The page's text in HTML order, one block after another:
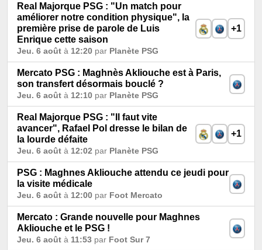
Real Majorque PSG : "Un match pour
améliorer notre condition physique", la
première prise de parole de Luis
Enrique cette saison
Jeu. 6 août à 12:20 par Planète PSG
+1
Mercato PSG : Maghnès Akliouche est à Paris,
son transfert désormais bouclé ?
Jeu. 6 août à 12:10 par Planète PSG
Real Majorque PSG : "Il faut vite
avancer", Rafael Pol dresse le bilan de
la lourde défaite
Jeu. 6 août à 12:02 par Planète PSG
+1
PSG : Maghnes Akliouche attendu ce jeudi pour
la visite médicale
Jeu. 6 août à 12:00 par Foot Mercato
Mercato : Grande nouvelle pour Maghnes
Akliouche et le PSG !
Jeu. 6 août à 11:53 par Foot Sur 7